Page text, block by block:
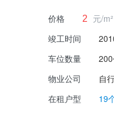
价格 2
元/
竣工时间
车位数量
物业公司
自
在租户型
19